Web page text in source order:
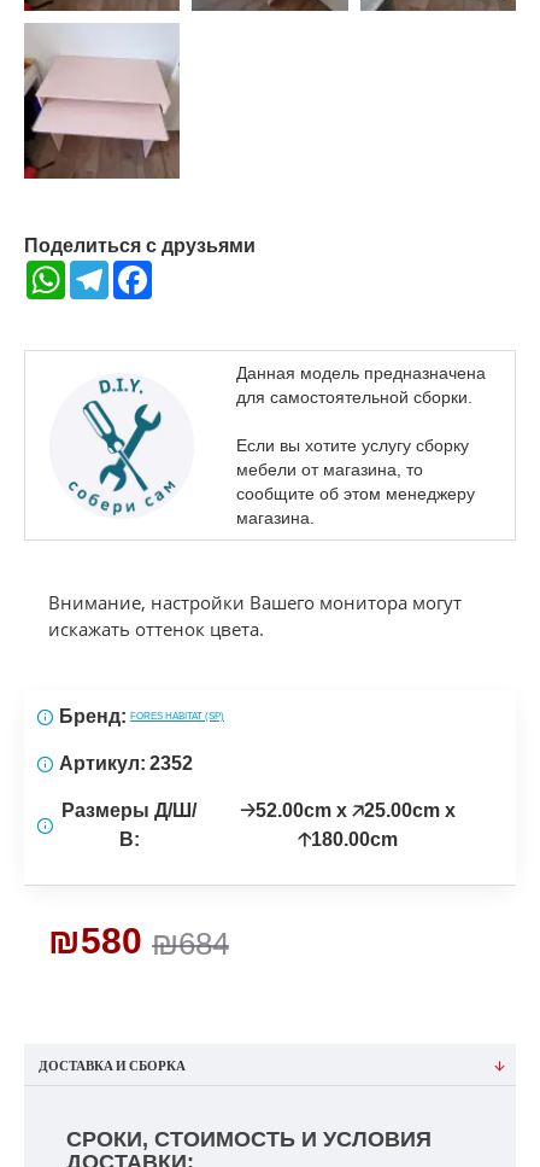
Поделиться с друзьями
WhatsAppTelegram
Данная модель предназначена
для самостоятельной сборки.
Если вы хотите услугу сборку
мебели от магазина, то
сообщите об этом менеджеру
магазина.
Внимание, настройки Вашего монитора могут
искажать оттенок цвета.
₪684
₪580
Бренд: FORES HABITAT (SP)
Артикул: 2352
Размеры Д/Ш/
В:
🡢52.00cm x 🡥25.00cm x
🡡180.00cm
ДОСТАВКА И СБОРКА
СРОКИ, СТОИМОСТЬ И УСЛОВИЯ